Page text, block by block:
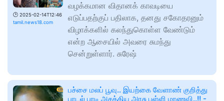
🕑 2025-02-14T12:46
tamil.news18.com
வழக்கமான விதானக் காவடியை
எடுப்பதற்குப் பதிலாக, தனது சகோதரனும்
விழாக்களில் கலந்துகொள்ள வேண்டும்
என்ற ஆசையில் அவரை சுமந்து
சென்றுள்ளார். சுரேஷ்
பச்சை மலப் பூவு.. இயற்கை வேளாண் குறித்து
பாடல் பாடி அசத்திய அரசு பள்ளி மாணவி..!! -